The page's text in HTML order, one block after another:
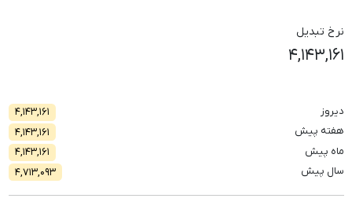
نرخ تبدیل
۴,۱۴۳,۱۶۱
دیروز
۴,۱۴۳,۱۶۱
هفته پیش
۴,۱۴۳,۱۶۱
ماه پیش
۴,۱۴۳,۱۶۱
سال پیش
۴,۷۱۳,۰۹۳